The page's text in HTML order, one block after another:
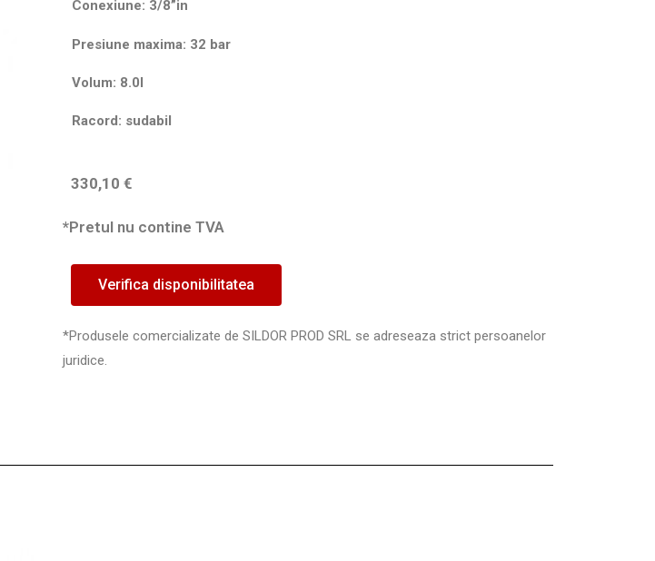
Conexiune: 3/8”in
Presiune maxima: 32 bar
Volum: 8.0l
Racord: sudabil
330,10 €
*Pretul nu contine TVA
Verifica disponibilitatea
*Produsele comercializate de SILDOR PROD SRL se adreseaza strict persoanelor
juridice.